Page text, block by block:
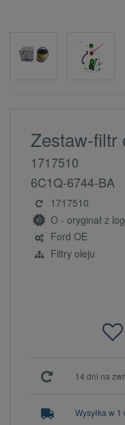
Zestaw-filtr
1717510
6C1Q-6744-BA
1717510
O - oryginał z
Ford OE
Filtry oleju
14 dni na
Wysyłka w 1